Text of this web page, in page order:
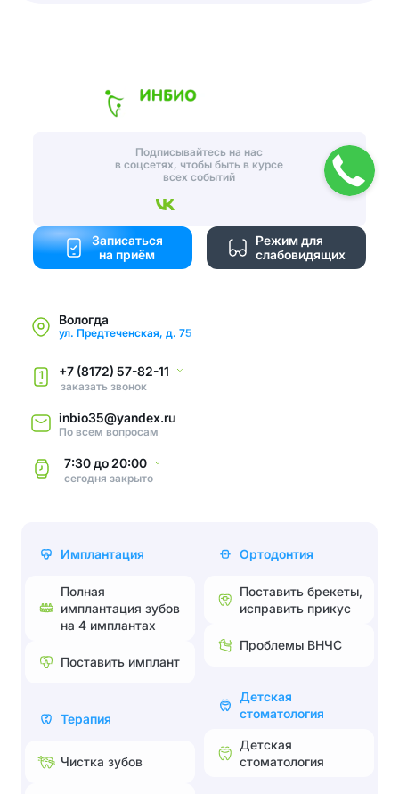
Подписывайтесь на нас
в соцсетях, чтобы быть в курсе
всех событий
Режим для
слабовидящих
Записаться
на приём
Вологда
ул. Предтеченская, д. 75
1 +7 (8172) 57-82-11
заказать звонок
inbio35@yandex.ru
По всем вопросам
7:30до20:00
сегоднязакрыто
Имплантация
Полная
имплантация зубов
на 4 имплантах
Поставить имплант
Терапия
Чистка зубов
Ортодонтия
Поставить брекеты,
исправить прикус
Проблемы ВНЧС
Детская
стоматология
Детская
стоматология